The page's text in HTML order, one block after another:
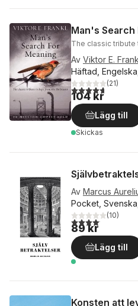
Man's Search
The classic
Av Viktor E.
Häftad,
4,7utav 5(21)
104 kr
Lägg till
Skickas
Av Marcus
Pocket,
4,1utav 5 (10)
89 kr
Lägg till
Konsten att